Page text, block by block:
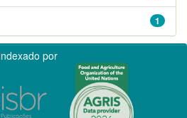
1
por